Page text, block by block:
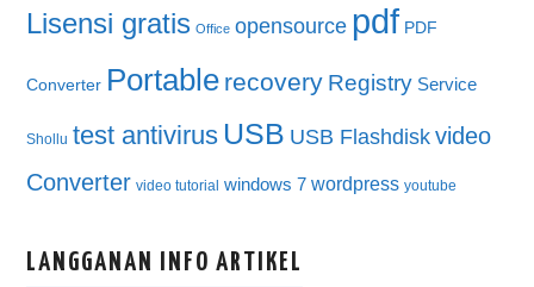
Lisensi gratis Office opensource pdf PDF
Converter Portable recovery Registry Service
Shollu test antivirus USB USB Flashdisk video
Converter video tutorial windows 7 wordpress youtube
LANGGANAN INFO ARTIKEL